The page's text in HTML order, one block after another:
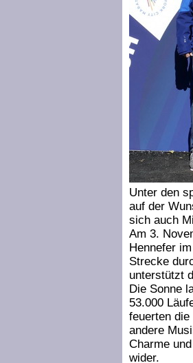
Unter den
auf der
sich auch
Am 3.
Hennefer
Strecke
unterstützt
Die Sonne
53.000
feuerten
andere
Charme
wider.